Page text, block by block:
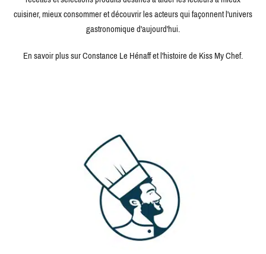
cuisiner, mieux consommer et découvrir les acteurs qui façonnent l'univers
gastronomique d'aujourd'hui.
En savoir plus sur Constance Le Hénaff et l'histoire de Kiss My Chef.